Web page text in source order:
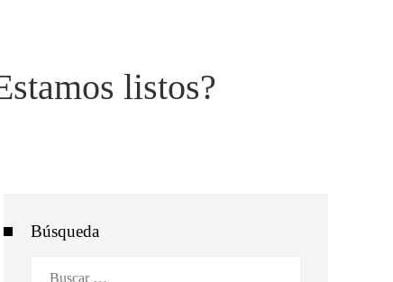
listos?
Búsqueda